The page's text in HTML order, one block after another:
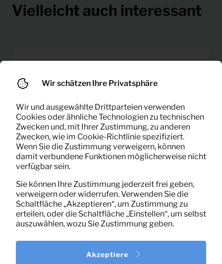
Vielleicht auch interessant
Induktionskochplatte
19,22
Wir schätzen Ihre Privatsphäre
Wir und ausgewählte Drittparteien verwenden
Cookies oder ähnliche Technologien zu technischen
Zwecken und, mit Ihrer Zustimmung, zu anderen
Zwecken, wie im Cookie-Richtlinie spezifiziert.
Wenn Sie die Zustimmung verweigern, können
damit verbundene Funktionen möglicherweise nicht
verfügbar sein.
Sie können Ihre Zustimmung jederzeit frei geben,
verweigern oder widerrufen. Verwenden Sie die
Schaltfläche „Akzeptieren“, um Zustimmung zu
erteilen, oder die Schaltfläche „Einstellen“, um selbst
auszuwählen, wozu Sie Zustimmung geben.
Akzeptiere